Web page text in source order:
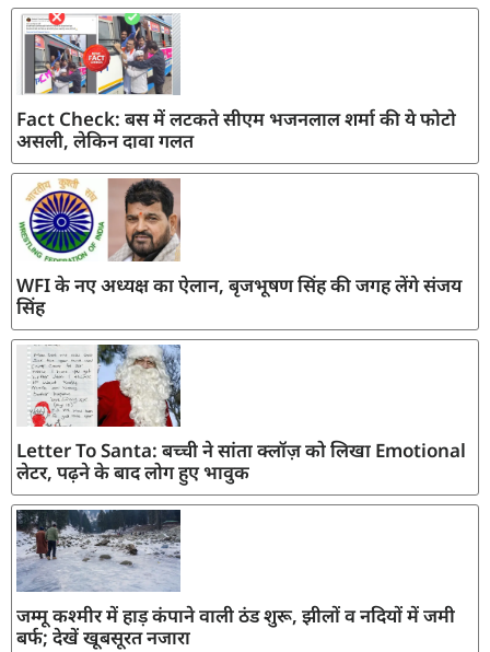
Fact Check: बस में लटकते सीएम भजनलाल शर्मा की ये फोटो
असली, लेकिन दावा गलत
WFI के नए अध्यक्ष का ऐलान, बृजभूषण सिंह की जगह लेंगे संजय
सिंह
Letter To Santa: बच्ची ने सांता क्लॉज़ को लिखा Emotional
लेटर, पढ़ने के बाद लोग हुए भावुक
जम्मू कश्मीर में हाड़ कंपाने वाली ठंड शुरू, झीलों व नदियों में जमी
बर्फ; देखें खूबसूरत नजारा